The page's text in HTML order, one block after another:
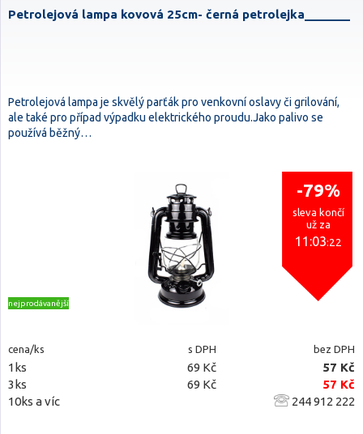
Petrolejová lampa kovová 25cm- černá petrolejka_______
Petrolejová lampa je skvělý parťák pro venkovní oslavy či grilování,
ale také pro případ výpadku elektrického proudu.Jako palivo se
používá běžný…
-79%
sleva končí
už za
11:03:21
nejprodávanější
cena/ks s DPH bez DPH
1ks 69 Kč
57 Kč
3ks
69 Kč
57 Kč
10ks a víc
244 912 222